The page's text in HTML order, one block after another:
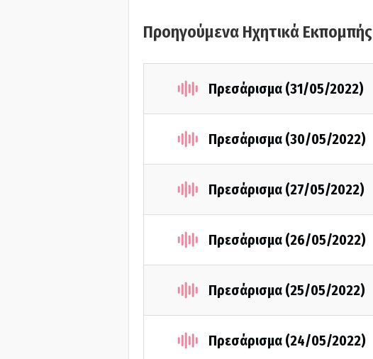
Προηγούμενα Ηχητικά Εκπομπής
Πρεσάρισμα (31/05/2022)
Πρεσάρισμα (30/05/2022)
Πρεσάρισμα (27/05/2022)
Πρεσάρισμα (26/05/2022)
Πρεσάρισμα (25/05/2022)
Πρεσάρισμα (24/05/2022)